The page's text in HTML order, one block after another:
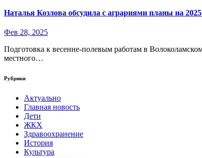
Наталья Козлова обсудила с аграриями планы на 2025
Фев 28, 2025
Подготовка к весенне-полевым работам в
местного…
Рубрики
Актуально
Главная новость
Дети
ЖКХ
Здравоохранение
История
Культура